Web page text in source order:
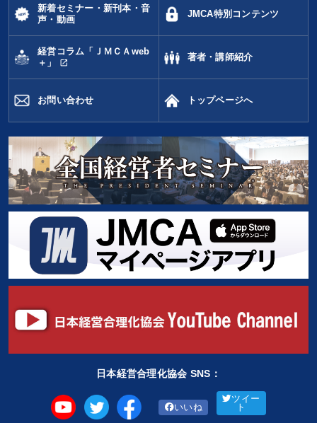
新着セミナー・新刊本・音
声・動画
JMCA特別コンテンツ
経営コラム「ＪＭＣＡweb
＋」
open_in_new
著者・講師紹介
お問い合わせ トップページへ
日本経営合理化協会 SNS：
いいね
ツイー
ト